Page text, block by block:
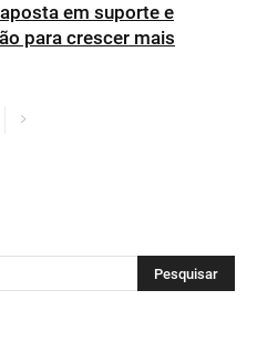
em suporte e
para crescer mais